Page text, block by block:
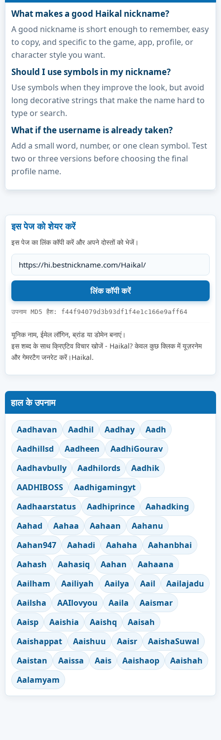
What makes a good Haikal nickname?
A good nickname is short enough to remember, easy
to copy, and specific to the game, app, profile, or
character style you want.
Should I use symbols in my nickname?
Use symbols when they improve the look, but avoid
long decorative strings that make the name hard to
type or search.
What if the username is already taken?
Add a small word, number, or one clean symbol. Test
two or three versions before choosing the final
profile name.
इस पेज को शेयर करें
इस पेज का लिंक कॉपी करें और अपने दोस्तों को भेजें।
उपनाम MD5 हैश: f44f94079d3b93df1f4e1c166e9aff64
यूनिक नाम, ईमेल लॉगिन, ब्रांड या डोमेन बनाएं।
इस शब्द के साथ क्रिएटिव विचार खोजें - Haikal? केवल कुछ क्लिक में यूज़रनेम
और गेमरटैग जनरेट करें।Haikal.
हाल के उपनाम
Aadhavan Aadhil Aadhay
Aadh
Aadhillsd
Aadheen
AadhiGourav
Aadhavbully
Aadhilords
Aadhik
AADHIBOSS
Aadhigamingyt
Aadhaarstatus
Aadhiprince
Aahadking
Aahad
Aahaa Aahaan
Aahanu
Aahan947
Aahadi Aahaha
Aahanbhai
Aahash
Aahasiq Aahan
Aahaana
Aailham
Aailiyah Aailya Aail
Aailajadu
Aailsha
AAIlovyou Aaila
Aaismar
Aaisp
Aaishia Aaishq
Aaisah
Aaishappat
Aaishuu Aaisr
AaishaSuwal
Aaistan
Aaissa Aais Aaishaop
Aaishah
Aalamyam